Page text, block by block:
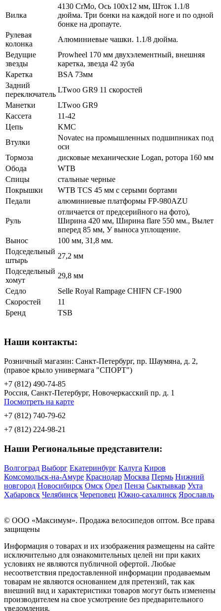
Вилка
4130 CrMo, Ось 100х12 мм, Шток 1.1/8
дюйма. Три бонки на каждой ноге и по одной
бонке на дропауте.
Рулевая
колонка
Алюминиевые чашки. 1.1/8 дюйма.
Ведущие
звезды
Prowheel 170 мм двухэлементный, внешняя
каретка, звезда 42 зуба
Каретка
BSA 73мм
Задний
переключатель
LTwoo GR9 11 скоростей
Манетки
LTwoo GR9
Кассета
11-42
Цепь
KMC
Втулки
Novatec на промышленных подшипниках под
оси
Тормоза
дисковые механические Logan, ротора 160 мм
Обода
WTB
Спицы
стальные черные
Покрышки
WTB TCS 45 мм с серыми бортами
Педали
алюминиевые платформы FP-980AZU
Руль
отличается от предсерийного на фото),
Ширина 420 мм, Ширина flare 550 мм., Вылет
вперед 85 мм, У выноса уплощение.
Вынос
100 мм, 31,8 мм.
Подседельный
штырь
27,2 мм
Подседельный
хомут
29,8 мм
Седло
Selle Royal Rampage CHIFN CF-1900
Скоростей
11
Бренд
TSB
Наши контакты:
Розничный магазин: Санкт-Петербург, пр. Шаумяна, д. 2,
(правое крыло универмага "СПОРТ")
+7 (812) 490-74-85
Россия, Санкт-Петербург, Новочеркасский пр. д. 1
Посмотреть на карте
+7 (812) 740-79-62
+7 (812) 224-98-21
Наши Региональные представители:
Волгоград Выборг Екатеринбург Калуга Киров
Комсомольск-на-Амуре Краснодар Москва Пермь Нижний
новгород Новосибирск Омск Орел Пенза Сыктывкар Ухта
Хабаровск Челябинск Череповец Южно-сахалинск Ярославль
© OOO «Максимум». Продажа велосипедов оптом. Все права
защищены
Информация о товарах и их изображения размещены на сайте
исключительно для ознакомительных целей ни при каких
условиях не являются публичной офертой. Любые
несоответствия предоставленной информации продаваемым
товарам не являются основанием для претензий, так как
внешний вид и характеристики товаров могут быть изменены
производителем на свое усмотрение без предварительного
уведомления.